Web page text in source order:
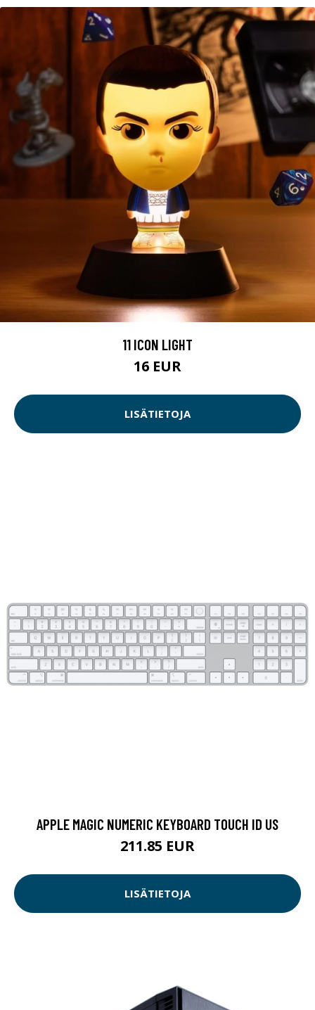
11 ICON LIGHT
16 EUR
LISÄTIETOJA
APPLE MAGIC NUMERIC KEYBOARD TOUCH ID US
211.85 EUR
LISÄTIETOJA